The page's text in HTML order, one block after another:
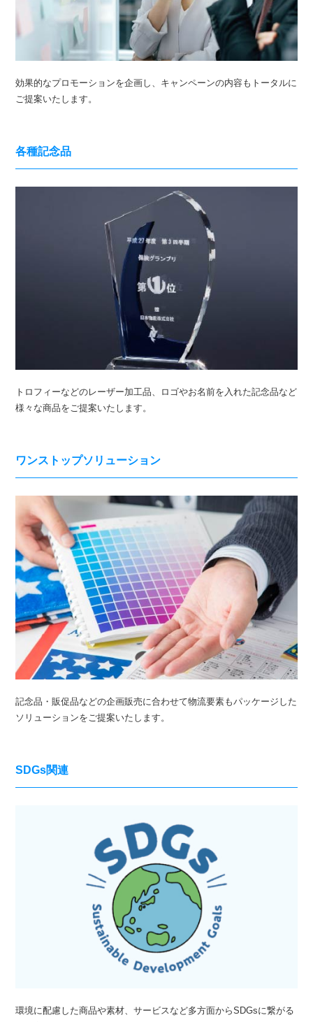
効果的なプロモーションを企画し、キャンペーンの内容もトータルに
ご提案いたします。
各種記念品
トロフィーなどのレーザー加工品、ロゴやお名前を入れた記念品など
様々な商品をご提案いたします。
ワンストップソリューション
記念品・販促品などの企画販売に合わせて物流要素もパッケージした
ソリューションをご提案いたします。
SDGs関連
環境に配慮した商品や素材、サービスなど多方面からSDGsに繋がる